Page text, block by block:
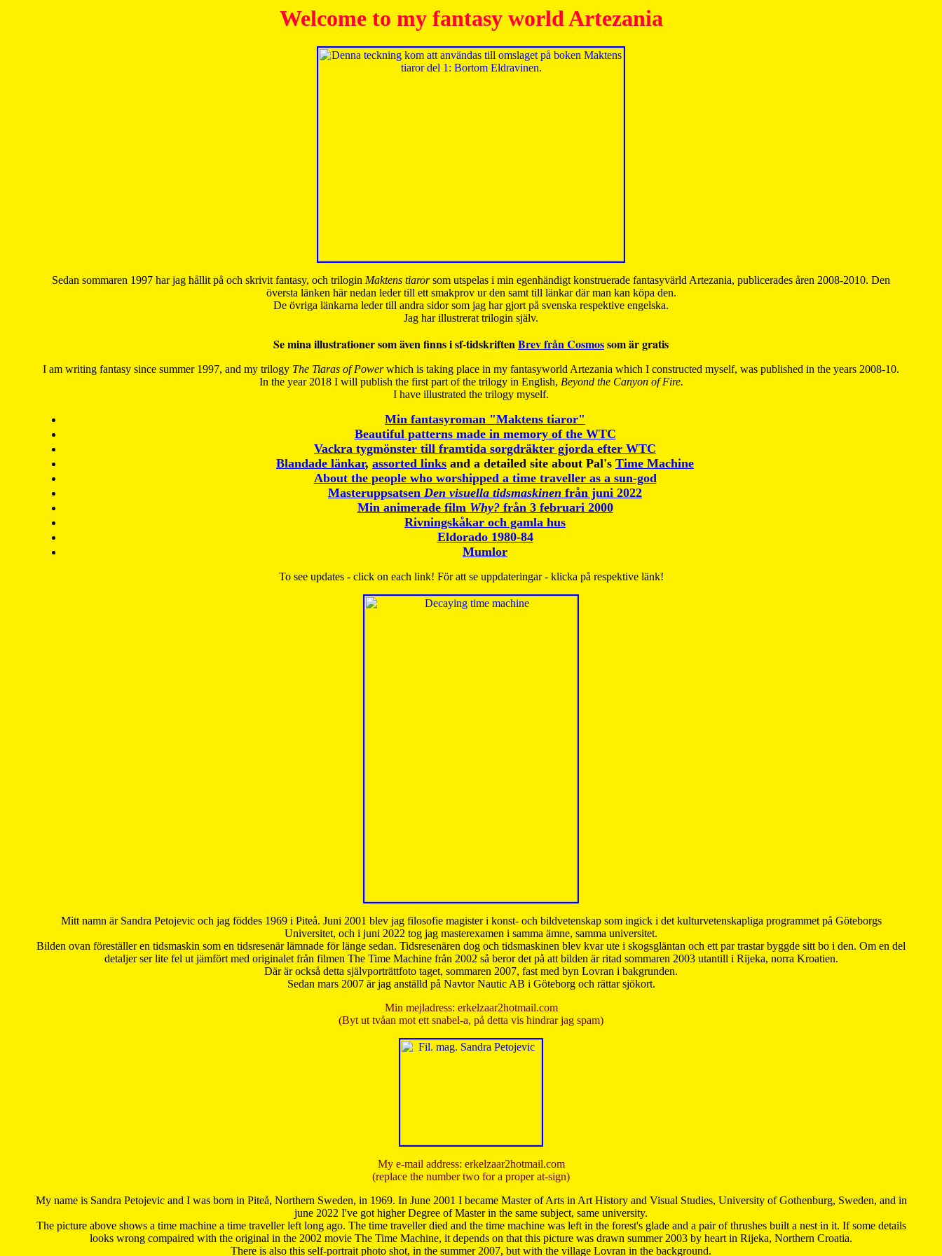
Welcome to my fantasy world Artezania
Sedan sommaren 1997 har jag hållit på och skrivit fantasy, och trilogin Maktens tiarorsom utspelas i min egenhändigt konstruerade fantasyvärld Artezania, publicerades åren 2008-2010. Den
översta länken här nedan leder till ett smakprov ur den samt till länkar där man kan köpa den.
De övriga länkarna leder till andra sidor som jag har gjort på svenska respektive engelska.
Jag har illustrerat trilogin själv.
Se mina illustrationer som även finns i sf-tidskriftenBrev från Cosmossom är gratis
I am writing fantasy since summer 1997, and my trilogy The Tiaras of Powerwhich is taking place in my fantasyworld Artezania which I constructed myself, was published in the years 2008-10.
In the year 2018 I will publish the first part of the trilogy in English, Beyond the Canyon of Fire.
I have illustrated the trilogy myself.
Min fantasyroman "Maktens tiaror"
Beautiful patterns made in memory of the WTC
Vackra tygmönster till framtida sorgdräkter gjorda efter WTC
Blandade länkar, assorted links and a detailed site about Pal's Time Machine
About the people who worshipped a time traveller as a sun-god
Masteruppsatsen Den visuella tidsmaskinen från juni 2022
Min animerade film Why?från 3 februari 2000
Rivningskåkar och gamla hus
Eldorado 1980-84
Mumlor
To see updates - click on each link! För att se uppdateringar - klicka på respektive länk!
Mitt namn är Sandra Petojevic och jag föddes 1969 i Piteå. Juni 2001 blev jag filosofie magister i konst- och bildvetenskap som ingick i det kulturvetenskapliga programmet på Göteborgs
Universitet, och i juni 2022 tog jag masterexamen i samma ämne, samma universitet.
Bilden ovan föreställer en tidsmaskin som en tidsresenär lämnade för länge sedan. Tidsresenären dog och tidsmaskinen blev kvar ute i skogsgläntan och ett par trastar byggde sitt bo i den. Om en del
detaljer ser lite fel ut jämfört med originalet från filmen The Time Machine från 2002 så beror det på att bilden är ritad sommaren 2003 utantill i Rijeka, norra Kroatien.
Där är också detta självporträttfoto taget, sommaren 2007, fast med byn Lovran i bakgrunden.
Sedan mars 2007 är jag anställd på Navtor Nautic AB i Göteborg och rättar sjökort.
Min mejladress: erkelzaar2hotmail.com
(Byt ut tvåan mot ett snabel-a, på detta vis hindrar jag spam)
My e-mail address: erkelzaar2hotmail.com
(replace the number two for a proper at-sign)
My name is Sandra Petojevic and I was born in Piteå, Northern Sweden, in 1969. In June 2001 I became Master of Arts in Art History and Visual Studies, University of Gothenburg, Sweden, and in
june 2022 I've got higher Degree of Master in the same subject, same university.
The picture above shows a time machine a time traveller left long ago. The time traveller died and the time machine was left in the forest's glade and a pair of thrushes built a nest in it. If some details
looks wrong compaired with the original in the 2002 movie The Time Machine, it depends on that this picture was drawn summer 2003 by heart in Rijeka, Northern Croatia.
There is also this self-portrait photo shot, in the summer 2007, but with the village Lovran in the background.